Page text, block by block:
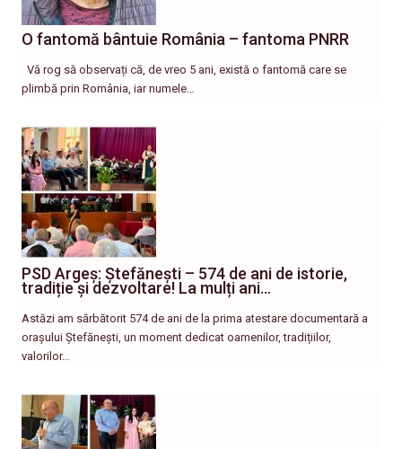
O fantomă bântuie România – fantoma PNRR
Vă rog să observați că, de vreo 5 ani, există o fantomă care se
plimbă prin România, iar numele…
PSD Argeș: Ștefănești – 574 de ani de istorie,
tradiție și dezvoltare! La mulți ani…
Astăzi am sărbătorit 574 de ani de la prima atestare documentară a
orașului Ștefănești, un moment dedicat oamenilor, tradițiilor,
valorilor…